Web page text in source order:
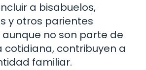
a bisabuelos,
y otros parientes
aunque no son parte de
cotidiana, contribuyen a
familiar.